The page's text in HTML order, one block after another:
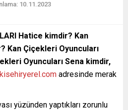
10.11.2023
Hatice kimdir? Kan
Kan Çiçekleri Oyuncuları
Oyuncuları Sena kimdir,
adresinde merak
yüzünden yaptıkları zorunlu